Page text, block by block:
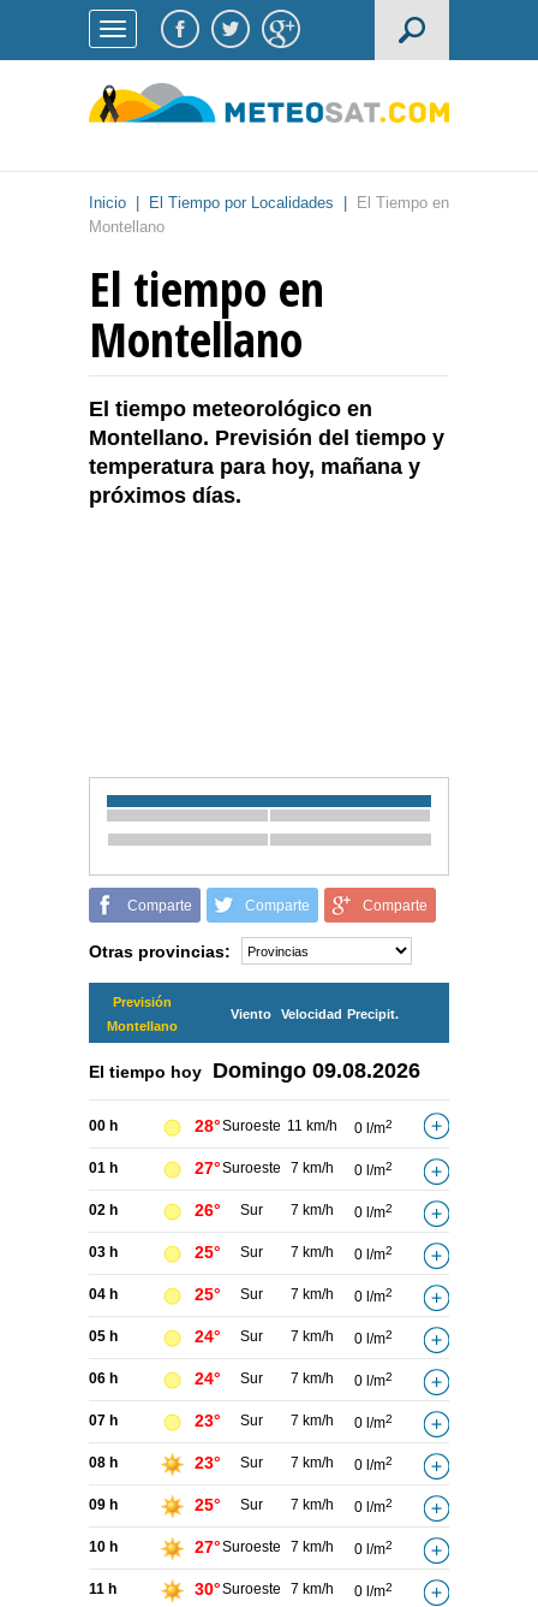
Inicio El Tiempo por Localidades
El Tiempo en
Montellano
El tiempo en
Montellano
El tiempo meteorológico en
Montellano. Previsión del tiempo y
temperatura para hoy, mañana y
próximos días.
Comparte Comparte Comparte
Otras provincias:
Previsión
Montellano
Viento Velocidad Precipit.
El tiempo hoy Domingo 09.08.2026
00 h 28°Suroeste 11 km/h 0 l/m2
01 h 27°Suroeste 7 km/h 0 l/m2
02 h 26° Sur 7 km/h 0 l/m2
03 h 25° Sur 7 km/h 0 l/m2
04 h 25° Sur 7 km/h 0 l/m2
05 h 24° Sur 7 km/h 0 l/m2
06 h 24° Sur 7 km/h 0 l/m2
07 h 23° Sur 7 km/h 0 l/m2
08 h 23° Sur 7 km/h 0 l/m2
09 h 25° Sur 7 km/h 0 l/m2
10 h 27°Suroeste 7 km/h 0 l/m2
11 h 30°Suroeste 7 km/h 0 l/m2